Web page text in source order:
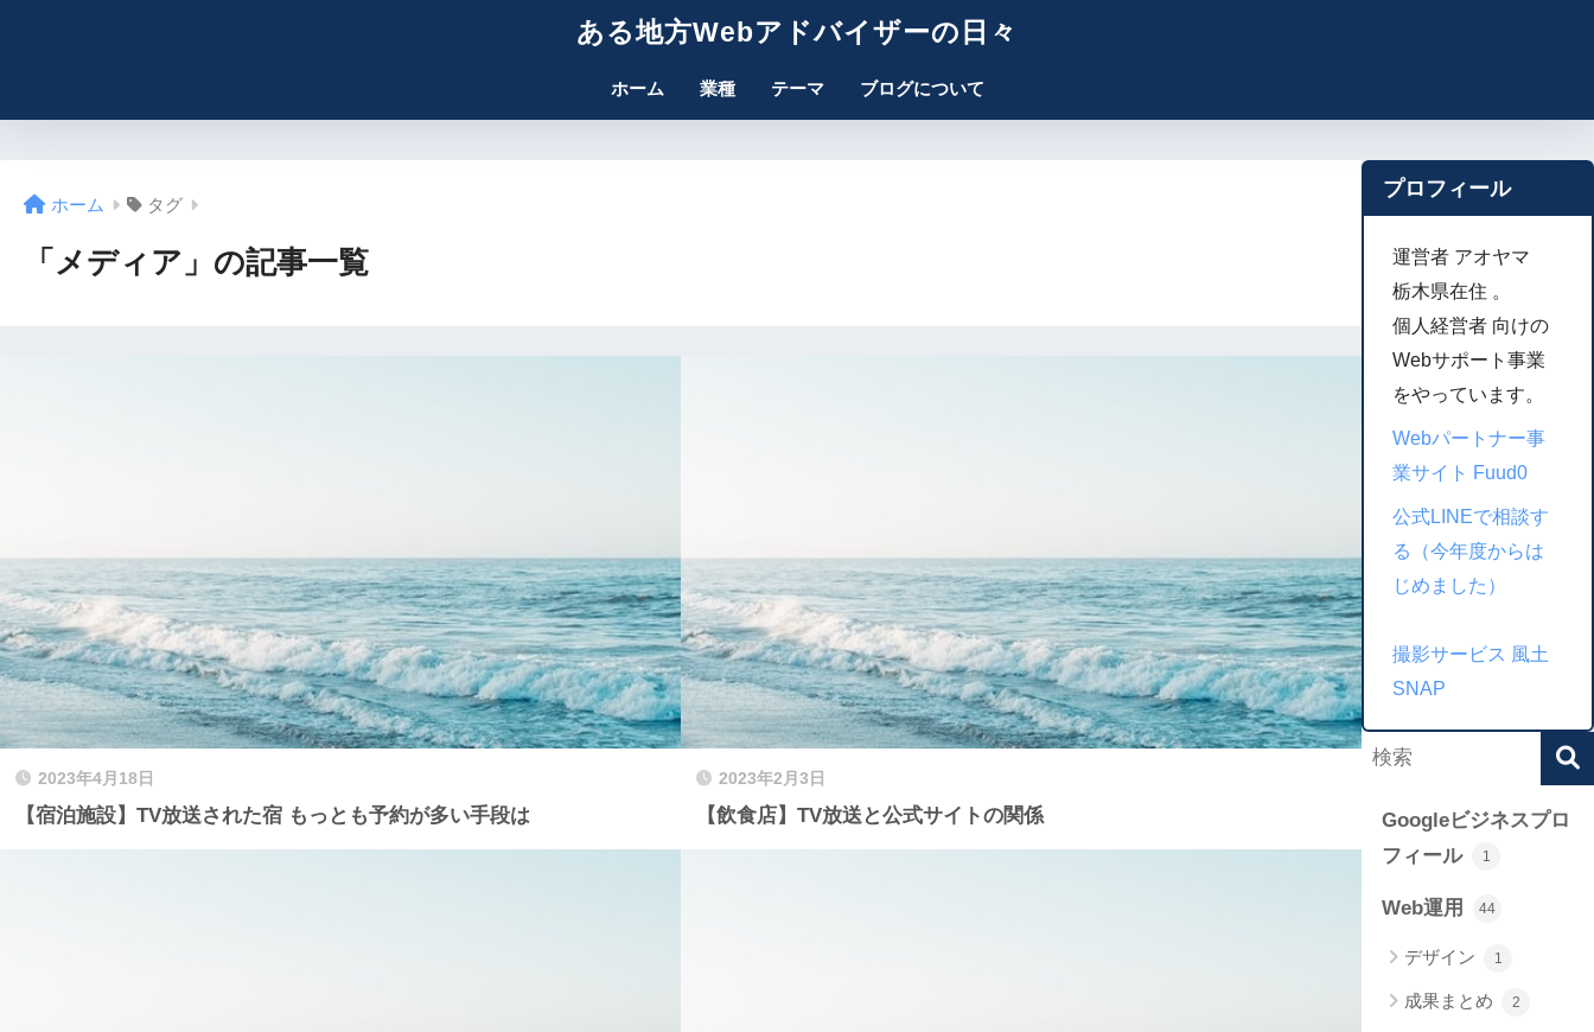
ある地方Webアドバイザーの日々
ホーム 業種 テーマ ブログについて
ホーム タグ
「メディア」の記事一覧
2023年4月18日
【宿泊施設】TV放送された宿 もっとも予約が多い手段は
2023年2月3日
【飲食店】TV放送と公式サイトの関係
プロフィール
運営者 アオヤマ
栃木県在住 。
個人経営者 向けの
Webサポート事業
をやっています。
Webパートナー事
業サイト Fuud0
公式LINEで相談す
る（今年度からは
じめました）
撮影サービス 風土
SNAP
Googleビジネスプロ
フィール
1
Web運用 44
デザイン 1
成果まとめ 2